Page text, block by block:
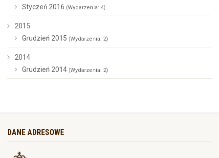
Styczeń 2016 (Wydarzenia: 4)
2015
Grudzień 2015 (Wydarzenia: 2)
2014
Grudzień 2014 (Wydarzenia: 2)
DANE ADRESOWE